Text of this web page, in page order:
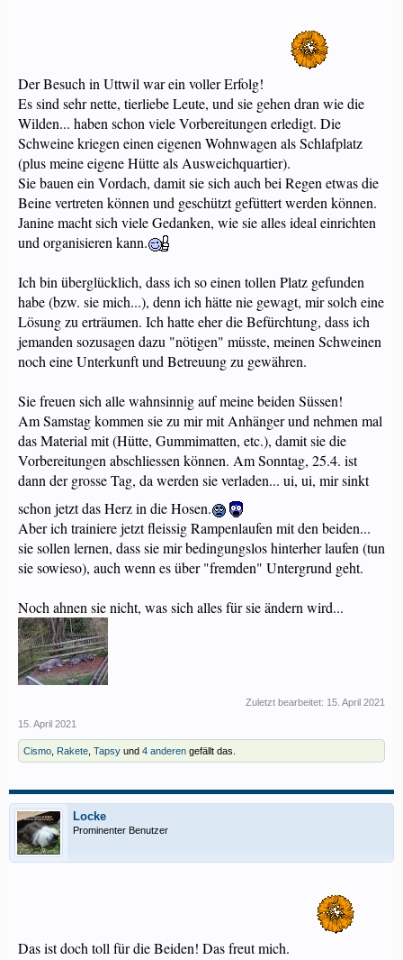
Der Besuch in Uttwil war ein voller Erfolg!
Es sind sehr nette, tierliebe Leute, und sie gehen dran wie die
Wilden... haben schon viele Vorbereitungen erledigt. Die
Schweine kriegen einen eigenen Wohnwagen als Schlafplatz
(plus meine eigene Hütte als Ausweichquartier).
Sie bauen ein Vordach, damit sie sich auch bei Regen etwas die
Beine vertreten können und geschützt gefüttert werden können.
Janine macht sich viele Gedanken, wie sie alles ideal einrichten
und organisieren kann.
Ich bin überglücklich, dass ich so einen tollen Platz gefunden
habe (bzw. sie mich...), denn ich hätte nie gewagt, mir solch eine
Lösung zu erträumen. Ich hatte eher die Befürchtung, dass ich
jemanden sozusagen dazu "nötigen" müsste, meinen Schweinen
noch eine Unterkunft und Betreuung zu gewähren.
Sie freuen sich alle wahnsinnig auf meine beiden Süssen!
Am Samstag kommen sie zu mir mit Anhänger und nehmen mal
das Material mit (Hütte, Gummimatten, etc.), damit sie die
Vorbereitungen abschliessen können. Am Sonntag, 25.4. ist
dann der grosse Tag, da werden sie verladen... ui, ui, mir sinkt
schon jetzt das Herz in die Hosen.
Aber ich trainiere jetzt fleissig Rampenlaufen mit den beiden...
sie sollen lernen, dass sie mir bedingungslos hinterher laufen (tun
sie sowieso), auch wenn es über "fremden" Untergrund geht.
Noch ahnen sie nicht, was sich alles für sie ändern wird...
Zuletzt bearbeitet: 15. April 2021
15. April 2021
Cismo Rakete Tapsy und 4 anderen gefällt das.
Locke
Prominenter Benutzer
Das ist doch toll für die Beiden! Das freut mich.